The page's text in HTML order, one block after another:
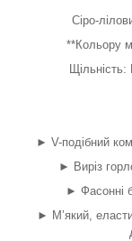
Сіро-
**Кольору
Щільність:
► V-подібний
► Виріз
► Фасонні
► М’який,